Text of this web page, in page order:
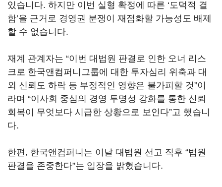
있습니다. 하지만 이번 실형 확정에 따른 ‘도덕적 결
함’을 근거로 경영권 분쟁이 재점화할 가능성도 배제
할 수 없습니다.
재계 관계자는 “이번 대법원 판결로 인한 오너 리스
크로 한국앤컴퍼니그룹에 대한 투자심리 위축과 대
외 신뢰도 하락 등 부정적인 영향은 불가피할 것”이
라며 “이사회 중심의 경영 투명성 강화를 통한 신뢰
회복이 무엇보다 시급한 상황으로 보인다”고 했습니
다.
한편, 한국앤컴퍼니는 이날 대법원 선고 직후 “법원
판결을 존중한다”는 입장을 밝혔습니다.